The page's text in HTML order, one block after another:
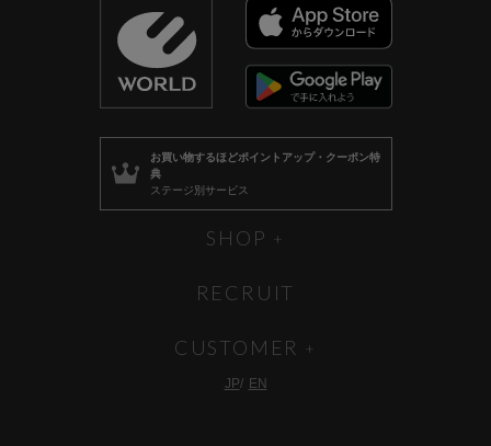
お買い物するほどポイントアップ・クーポン特
典
ステージ別サービス
SHOP
RECRUIT
CUSTOMER
JP EN